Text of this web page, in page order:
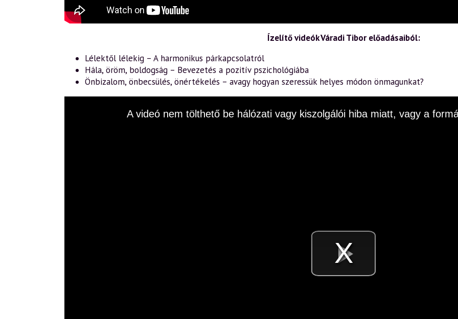
Ízelítő videók Váradi Tibor előadásaiból:
Lélektől lélekig – A harmonikus párkapcsolatról
Hála, öröm, boldogság – Bevezetés a pozitív pszichológiába
Önbizalom, önbecsülés, önértékelés – avagy hogyan szeressük helyes módon önmagunkat?
Videó
A videó nem tölthető be hálózati vagy kiszolgálói hiba miatt, vagy a